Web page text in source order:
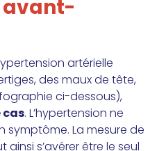
avant-
artérielle
des maux de tête,
ci-dessous),
cas. L’hypertension ne
La mesure de
s’avérer être le seul